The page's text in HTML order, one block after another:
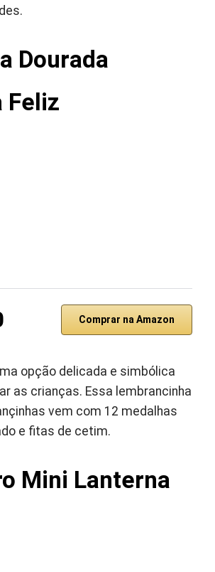
Dourada
Feliz
Comprar na Amazon
opção delicada e simbólica
as crianças. Essa lembrancinha
vem com 12 medalhas
e fitas de cetim.
Mini Lanterna